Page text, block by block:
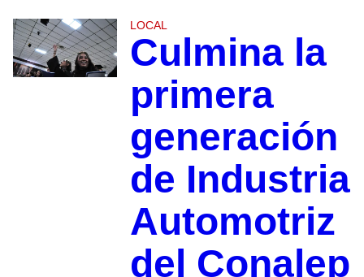
LOCAL
Culmina la
primera
generación
de Industria
Automotriz
del Conalep